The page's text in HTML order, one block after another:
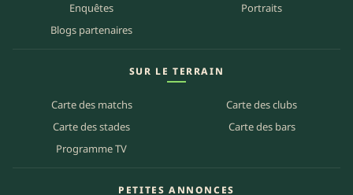
Enquêtes
Portraits
Blogs partenaires
SUR LE TERRAIN
Carte des matchs
Carte des clubs
Carte des stades
Carte des bars
Programme TV
PETITES ANNONCES